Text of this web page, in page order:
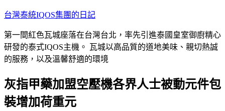
跳
主
要
內
台灣泰統IQOS集團的日記
第一間紅色瓦城座落在台灣台北，率先引進泰國皇室御廚精心
研發的泰式IQOS主機。 瓦城以高品質的道地美味、親切熱誠
的服務，以及溫馨舒適的環境
灰指甲藥加盟空壓機各界人士被動元件包
裝增加荷重元